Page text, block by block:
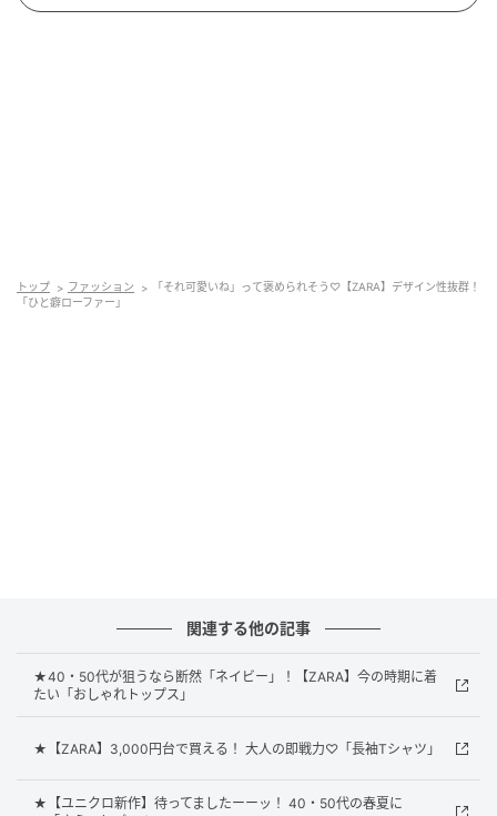
定番のローファーデザインながら、デニムのような素
トップ ファッション
「それ可愛いね」って褒められそう♡【ZARA】デザイン性抜群！
「ひと癖ローファー」
関連する他の記事
★40・50代が狙うなら断然「ネイビー」！【ZARA】今の時期に着
たい「おしゃれトップス」
★【ZARA】3,000円台で買える！ 大人の即戦力♡「長袖Tシャツ」
★【ユニクロ新作】待ってましたーーッ！ 40・50代の春夏に